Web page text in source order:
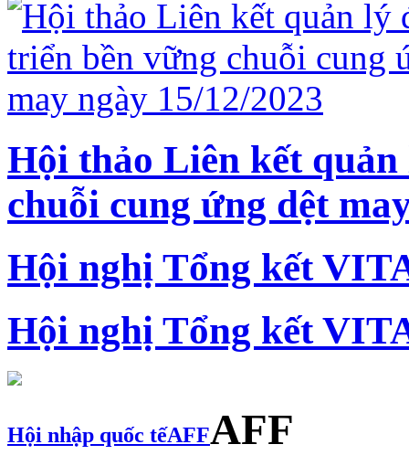
Hội thảo Liên kết
chuỗi cung ứng dệt
Hội nghị Tổng kết
Hội nghị Tổng kết
Hội nhập quốc tếAFFAFF